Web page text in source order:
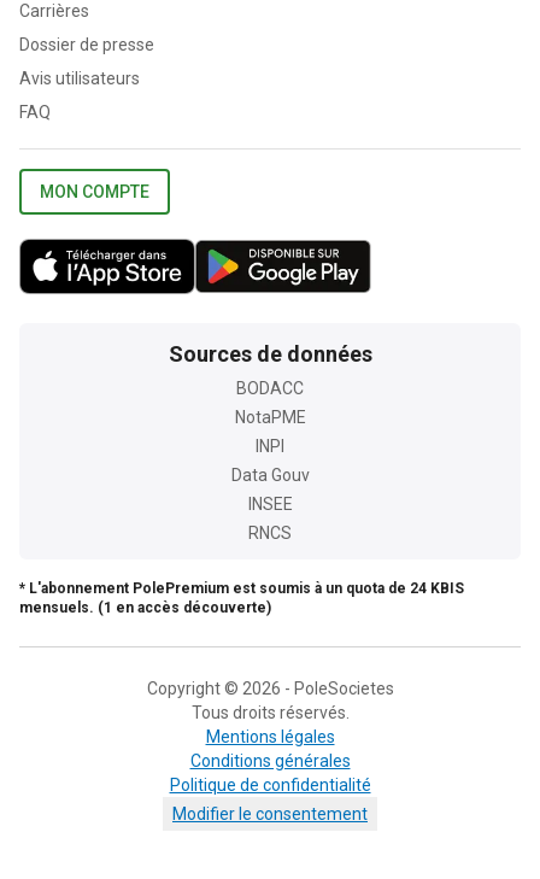
Carrières
Dossier de presse
Avis utilisateurs
FAQ
MON COMPTE
Sources de données
BODACC
NotaPME
INPI
Data Gouv
INSEE
RNCS
* L'abonnement PolePremium est soumis à un quota de 24 KBIS
mensuels. (1 en accès découverte)
Copyright © 2026 - PoleSocietes
Tous droits réservés.
Mentions légales
Conditions générales
Politique de confidentialité
Modifier le consentement